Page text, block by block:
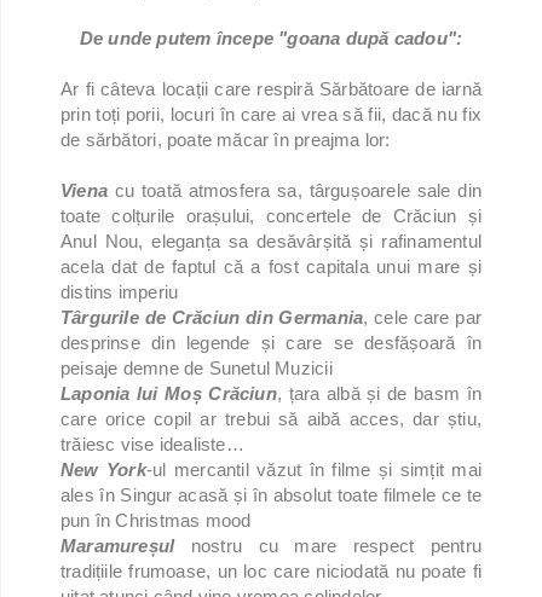
De unde putem începe "goana după cadou":
Ar fi câteva locații care respiră Sărbătoare de iarnă
prin toți porii, locuri în care ai vrea să fii, dacă nu fix
de sărbători, poate măcar în preajma lor:
Viena cu toată atmosfera sa, târgușoarele sale din
toate colțurile orașului, concertele de Crăciun și
Anul Nou, eleganța sa desăvârșită și rafinamentul
acela dat de faptul că a fost capitala unui mare și
distins imperiu
Târgurile de Crăciun din Germania, cele care par
desprinse din legende și care se desfășoară în
peisaje demne de Sunetul Muzicii
Laponia lui Moș Crăciun, țara albă și de basm în
care orice copil ar trebui să aibă acces, dar știu,
trăiesc vise idealiste…
New York-ul mercantil văzut în filme și simțit mai
ales în Singur acasă și în absolut toate filmele ce te
pun în Christmas mood
Maramureșulnostru cu mare respect pentru
tradițiile frumoase, un loc care niciodată nu poate fi